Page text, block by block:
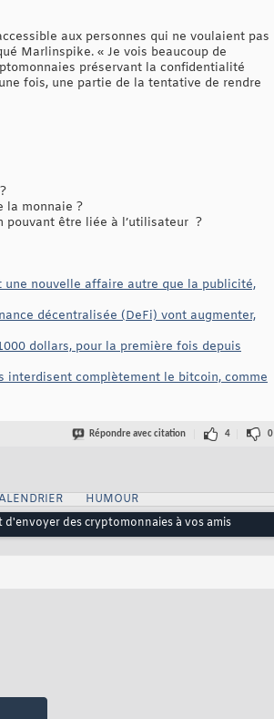
aux personnes qui ne voulaient pas
Marlinspike. « Je vois beaucoup de
préservant la confidentialité
fois, une partie de la tentative de rendre
la monnaie ?
pouvant être liée à l’utilisateur ?
une nouvelle affaire autre que la publicité,
décentralisée (DeFi) vont augmenter,
dollars, pour la première fois depuis
interdisent complètement le bitcoin, comme
Répondre avec citation 4 0
HUMOUR
des cryptomonnaies à vos amis